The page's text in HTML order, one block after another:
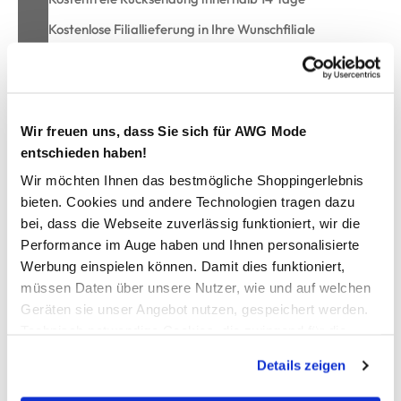
Wir freuen uns, dass Sie sich für AWG Mode
entschieden haben!
Wir möchten Ihnen das bestmögliche Shoppingerlebnis
bieten. Cookies und andere Technologien tragen dazu
bei, dass die Webseite zuverlässig funktioniert, wir die
Performance im Auge haben und Ihnen personalisierte
Werbung einspielen können. Damit dies funktioniert,
müssen Daten über unsere Nutzer, wie und auf welchen
Geräten sie unser Angebot nutzen, gespeichert werden.
werden, werden bei der Nutzung der Webseite auf jeden
Fall gesetzt. Cookies von Drittanbietern für Analyse- oder
Details zeigen
Kostenlose Filiallieferung in Ihre Wunschfiliale
Herren Pants im 5er Pack
klassiche Pants von Jim Spencer
elastischer Gummibund
eng anliegende Form
zwei mit Streifen und drei in uni
bequemer Sitz durch Elasthan